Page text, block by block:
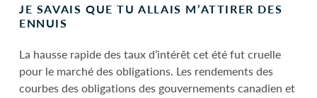
JE SAVAIS QUE TU ALLAIS M’ATTIRER DES
ENNUIS
La hausse rapide des taux d’intérêt cet été fut cruelle
pour le marché des obligations. Les rendements des
courbes des obligations des gouvernements canadien et